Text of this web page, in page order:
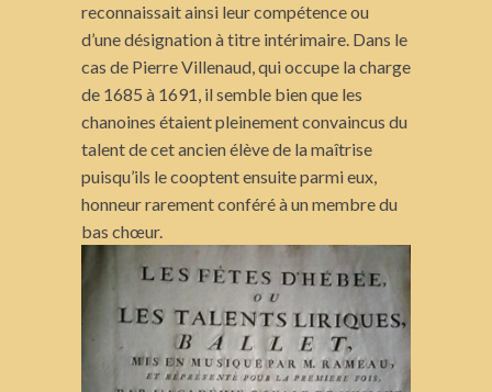
reconnaissait ainsi leur compétence ou
d’une désignation à titre intérimaire. Dans le
cas de Pierre Villenaud, qui occupe la charge
de 1685 à 1691, il semble bien que les
chanoines étaient pleinement convaincus du
talent de cet ancien élève de la maîtrise
puisqu’ils le cooptent ensuite parmi eux,
honneur rarement conféré à un membre du
bas chœur.